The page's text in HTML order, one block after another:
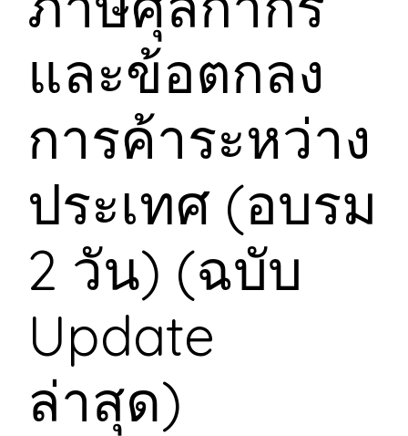
และข้อตกลง
การค้าระหว่าง
ประเทศ (อบรม
2 วัน) (ฉบับ
Update
ล่าสุด)